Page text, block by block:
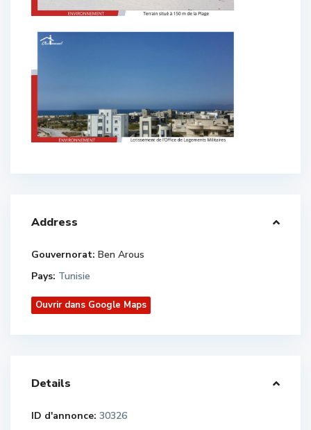
Address
Gouvernorat: Ben Arous
Pays: Tunisie
Ouvrir dans Google Maps
Details
ID d'annonce: 30326